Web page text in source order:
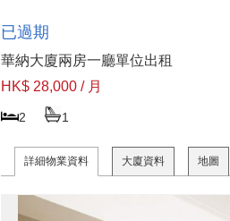
已過期
華納大廈兩房一廳單位出租
HK$ 28,000 / 月
2 1
詳細物業資料 大廈資料 地圖